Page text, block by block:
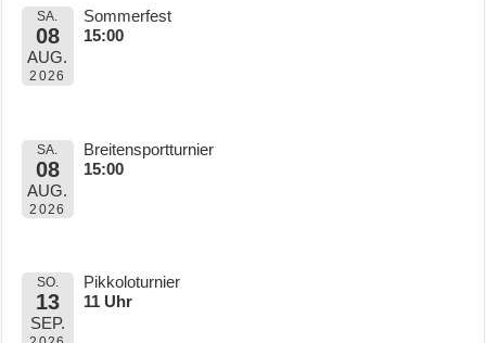
SA.
08
AUG.
2026
Sommerfest
15:00
SA.
08
AUG.
2026
Breitensportturnier
15:00
SO.
13
SEP.
Pikkoloturnier
11 Uhr